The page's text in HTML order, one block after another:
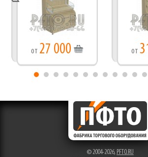
от 27 000 от
© 2004-2026, PFTO.RU